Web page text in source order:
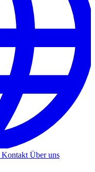
KontaktÜber uns